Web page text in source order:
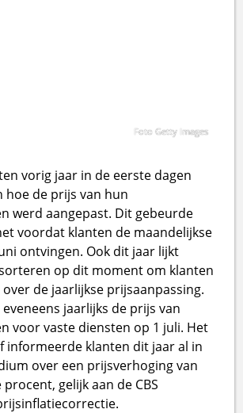
Foto Getty Images
vorig jaar in de eerste dagen
hoe de prijs van hun
werd aangepast. Dit gebeurde
voordat klanten de maandelijkse
ontvingen. Ook dit jaar lijkt
op dit moment om klanten
de jaarlijkse prijsaanpassing.
jaarlijks de prijs van
voor vaste diensten op 1 juli. Het
informeerde klanten dit jaar al in
over een prijsverhoging van
gelijk aan de CBS